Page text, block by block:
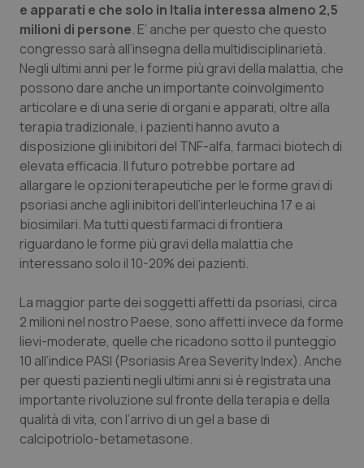
Lombardia
Marche
Molise
Piemonte
Provincia Autonoma di Bolzano
Provincia Autonoma di Trento
Puglia
Sardegna
Sicilia
Toscana
Umbria
Dolore
Donna & Salute
Epatiti
HIV
Infezioni & Febbre
Ipertensione & Scompenso
Malattie rare
Malattia di Crohn & Rettocolite Ulcerosa
Neuroscienze & patologie neurodegenerative
Obesità
Oftalmologia
e apparati e che solo in Italia interessa almeno 2,5
milioni di persone. E’ anche per questo che questo
congresso sarà all’insegna della multidisciplinarietà.
Negli ultimi anni per le forme più gravi della malattia, che
possono dare anche un importante coinvolgimento
articolare e di una serie di organi e apparati, oltre alla
terapia tradizionale, i pazienti hanno avuto a
disposizione gli inibitori del TNF-alfa, farmaci biotech di
elevata efficacia. Il futuro potrebbe portare ad
allargare le opzioni terapeutiche per le forme gravi di
psoriasi anche agli inibitori dell’interleuchina 17 e ai
biosimilari. Ma tutti questi farmaci di frontiera
riguardano le forme più gravi della malattia che
interessano solo il 10-20% dei pazienti.
La maggior parte dei soggetti affetti da psoriasi, circa
2 milioni nel nostro Paese, sono affetti invece da forme
lievi-moderate, quelle che ricadono sotto il punteggio
10 all’indice PASI (Psoriasis Area Severity Index). Anche
per questi pazienti negli ultimi anni si è registrata una
importante rivoluzione sul fronte della terapia e della
qualità di vita, con l’arrivo di un gel a base di
calcipotriolo-betametasone.